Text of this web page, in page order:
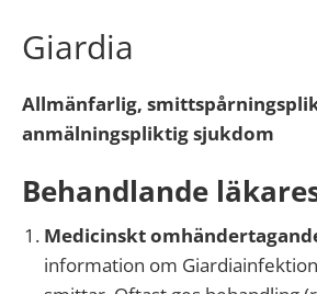
Giardia
Allmänfarlig,
anmälningspliktig sjukdom
Behandlande
Medicinskt
information om